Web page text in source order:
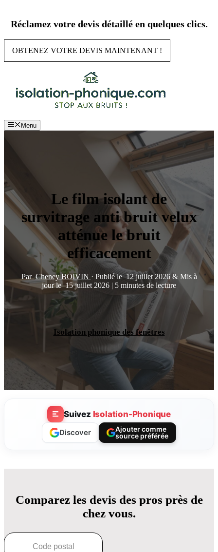
contenu
Réclamez votre devis détaillé en quelques clics.
OBTENEZ VOTRE DEVIS MAINTENANT !
Menu
Le film isolant de
survitrage anti bruit velux
atténue le bruit
efficacement
ParCheney BOIVIN · Publié le12 juillet 2026& Mis à
jour le15 juillet 2026 | 5 minutes de lecture
Isolation phonique des fenêtres
Suivez Isolation-Phonique
Discover
Ajouter comme
source préférée
Comparez les devis des pros près de
chez vous.